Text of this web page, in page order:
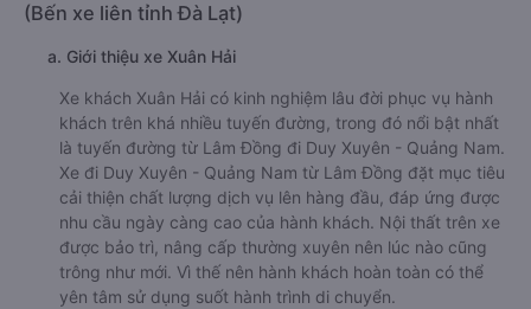
(Bến xe liên tỉnh Đà Lạt)
a. Giới thiệu xe Xuân Hải
Xe khách Xuân Hải có kinh nghiệm lâu đời phục vụ hành
khách trên khá nhiều tuyến đường, trong đó nổi bật nhất
là tuyến đường từ Lâm Đồng đi Duy Xuyên - Quảng Nam.
Xe đi Duy Xuyên - Quảng Nam từ Lâm Đồng đặt mục tiêu
cải thiện chất lượng dịch vụ lên hàng đầu, đáp ứng được
nhu cầu ngày càng cao của hành khách. Nội thất trên xe
được bảo trì, nâng cấp thường xuyên nên lúc nào cũng
trông như mới. Vì thế nên hành khách hoàn toàn có thể
yên tâm sử dụng suốt hành trình di chuyển.